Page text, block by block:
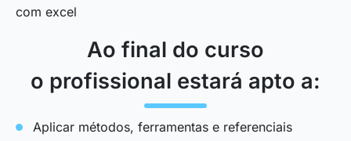
com excel
Ao final do curso
o profissional estará apto a:
Aplicar métodos, ferramentas e referenciais